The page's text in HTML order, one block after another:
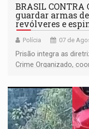
BRASIL CONTRA
guardar armas
revólveres e
Polícia 07 de
Prisão integra as
Crime Organizado,